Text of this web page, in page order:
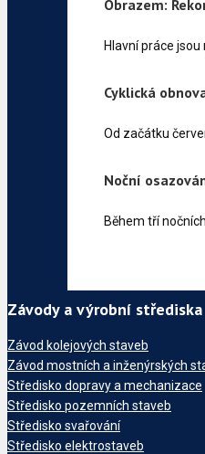
Obrazem:
Hlavní práce
Cyklická
Od začátku
Noční
Během tří
Závody a výrobní střediska
Závod kolejových staveb
Závod mostních a inženýrských
Středisko dopravy a mechanizace
Středisko pozemních staveb
Středisko svařování
Středisko elektrostaveb